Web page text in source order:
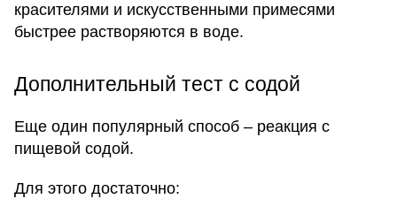
красителями и искусственными примесями
быстрее растворяются в воде.
Дополнительный тест с содой
Еще один популярный способ – реакция с
пищевой содой.
Для этого достаточно: